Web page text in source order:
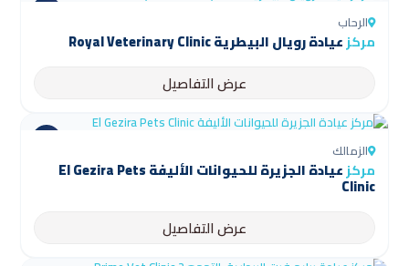
الرحاب
مركزعيادة رويال البيطرية Royal Veterinary Clinic
عرض التفاصيل
الزمالك
مركز عيادة الجزيرة للحيوانات الأليفة El Gezira Pets
Clinic
عرض التفاصيل